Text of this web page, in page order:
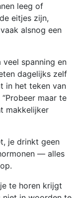
leeg of
eitjes zijn,
alsnog een
veel spanning en
dagelijks zelf
in het teken van
maar te
makkelijker
je drinkt geen
— alles
te horen krijgt